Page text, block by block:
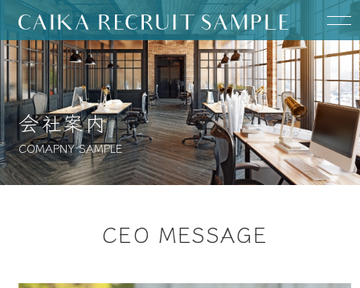
HOME
会社案内
社員紹介
社員のとある一日
会社案内
COMAPNY SAMPLE
CEO MESSAGE